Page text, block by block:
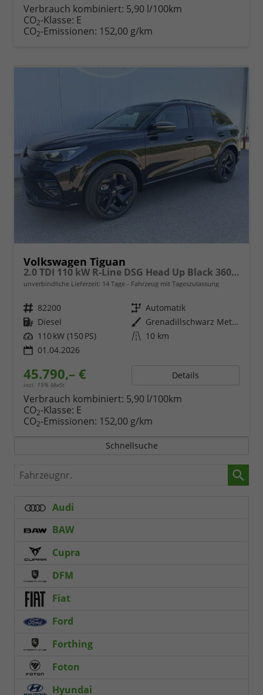
Verbrauch kombiniert: 5,90 l/100km
CO2-Klasse: E
CO2-Emissionen: 152,00 g/km
Volkswagen Tiguan
2.0 TDI 110 kW R-Line DSG Head Up Black 360 AHK
unverbindliche Lieferzeit: 14 Tage Fahrzeug mit Tageszulassung
Fahrzeugnr. 82200 Getriebe Automatik
Kraftstoff Diesel Außenfarbe
Grenadillschwarz Metallic
Leistung 110 kW (150 PS) Kilometerstand 10 km
01.04.2026
45.790,– €
incl. 19% MwSt.
Details
Verbrauch kombiniert: 5,90 l/100km
CO2-Klasse: E
CO2-Emissionen: 152,00 g/km
Schnellsuche
Fahrzeugnr.
Audi
BAW
Cupra
DFM
Fiat
Ford
Forthing
Foton
Hyundai